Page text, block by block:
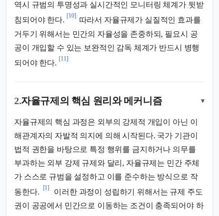
역시 규범의 투명성과 실시간적인 모니터링 체계가 뒷받
침되어야 한다.
[10]
따라서 자율규제가 실질적인 효과를
거두기 위해서는 민간의 자율성을 존중하되, 필요시 공
공이 개입할 수 있는 보완적인 감독 체계가 반드시 병행
되어야 한다.
[11]
2.자율규제의 핵심 원리와 메커니즘 ▾
자율규제의 핵심 과정은 외부의 강제적 개입이 아닌 이
해관계자의 자발적 의지에 의해 시작된다. 국가 기관이
법적 권한을 바탕으로 특정 행위를 금지하거나 의무를
부과하는 외부 강제 규제와 달리, 자율규제는 민간 주체
가 스스로 규범을 설정하고 이를 준수하는 방식으로 작
동한다.
[1]
이러한 과정이 성립하기 위해서는 규제 주도
권이 공공에서 민간으로 이동하는 조건이 충족되어야 하